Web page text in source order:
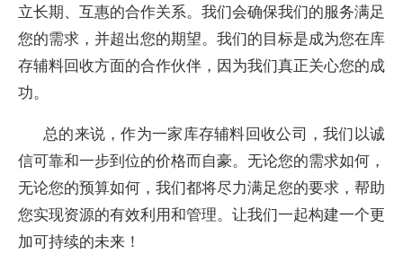
立长期、互惠的合作关系。我们会确保我们的服务满足
您的需求，并超出您的期望。我们的目标是成为您在库
存辅料回收方面的合作伙伴，因为我们真正关心您的成
功。
总的来说，作为一家库存辅料回收公司，我们以诚
信可靠和一步到位的价格而自豪。无论您的需求如何，
无论您的预算如何，我们都将尽力满足您的要求，帮助
您实现资源的有效利用和管理。让我们一起构建一个更
加可持续的未来！